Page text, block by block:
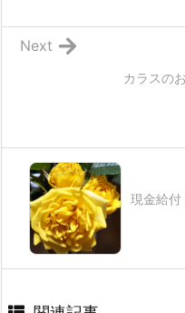
カラスの
Next
現金給付